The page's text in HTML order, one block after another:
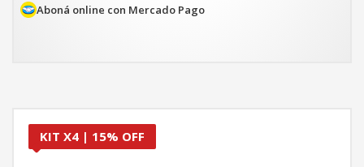
Aboná online con Mercado Pago
KIT X4 | 15% OFF